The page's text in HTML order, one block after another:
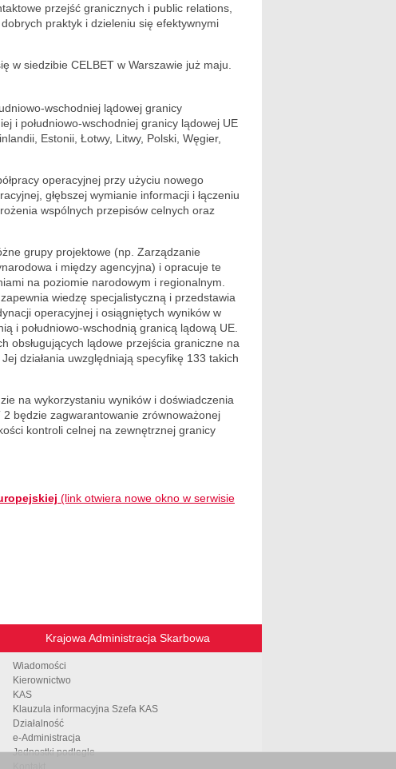
przejść granicznych i public relations,
praktyk i dzieleniu się efektywnymi
w siedzibie CELBET w Warszawie już maju.
wschodniej lądowej granicy
i południowo-wschodniej granicy lądowej UE
Estonii, Łotwy, Litwy, Polski, Węgier,
operacyjnej przy użyciu nowego
głębszej wymianie informacji i łączeniu
wspólnych przepisów celnych oraz
grupy projektowe (np. Zarządzanie
i między agencyjna) i opracuje te
na poziomie narodowym i regionalnym.
wiedzę specjalistyczną i przedstawia
operacyjnej i osiągniętych wyników w
i południowo-wschodnią granicą lądową UE.
obsługujących lądowe przejścia graniczne na
działania uwzględniają specyfikę 133 takich
na wykorzystaniu wyników i doświadczenia
będzie zagwarantowanie zrównoważonej
kontroli celnej na zewnętrznej granicy
(link otwiera nowe okno w serwisie
Krajowa Administracja Skarbowa
Wiadomości
Kierownictwo
KAS
Klauzula informacyjna Szefa KAS
Działalność
e-Administracja
Jednostki podległe